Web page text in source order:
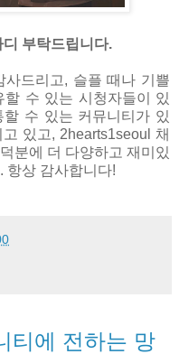
부탁드립니다.
드리고, 슬플 때나 기쁠
수 있는 시청자들이 있
수 있는 커뮤니티가 있
있고, 2hearts1seoul 채
분에 더 다양하고 재미있
항상 감사합니다!
티에 전하는 망